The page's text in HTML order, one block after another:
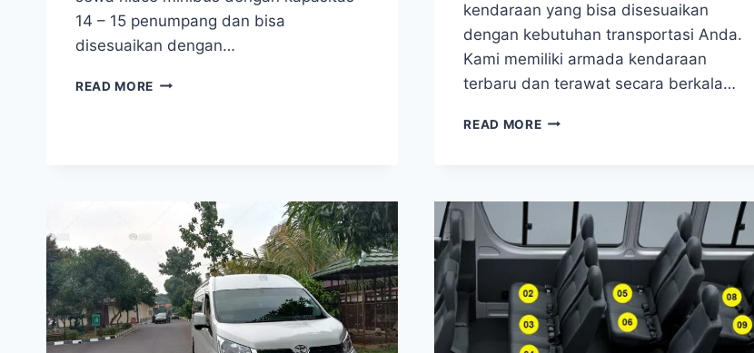
14 – 15 penumpang dan bisa
disesuaikan dengan…
READ MORE SEWA
YOGYAKARTA
kendaraan yang bisa disesuaikan
dengan kebutuhan transportasi Anda.
Kami memiliki armada kendaraan
terbaru dan terawat secara berkala…
READ MORE SEWA
BADAN
LITBANG
KEMENTERIAN
AGAMA